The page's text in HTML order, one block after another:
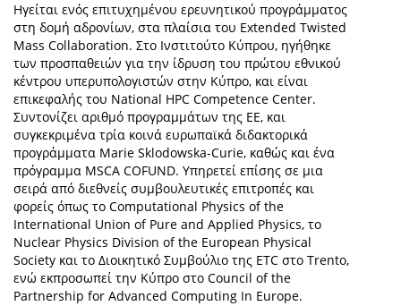
Ηγείται ενός επιτυχημένου ερευνητικού προγράμματος
στη δομή αδρονίων, στα πλαίσια του Extended Twisted
Mass Collaboration. Στο Ινστιτούτο Κύπρου, ηγήθηκε
των προσπαθειών για την ίδρυση του πρώτου εθνικού
κέντρου υπερυπολογιστών στην Κύπρο, και είναι
επικεφαλής του National HPC Competence Center.
Συντονίζει αριθμό προγραμμάτων της ΕΕ, και
συγκεκριμένα τρία κοινά ευρωπαϊκά διδακτορικά
προγράμματα Marie Sklodowska-Curie, καθώς και ένα
πρόγραμμα MSCA COFUND. Υπηρετεί επίσης σε μια
σειρά από διεθνείς συμβουλευτικές επιτροπές και
φορείς όπως το Computational Physics of the
International Union of Pure and Applied Physics, το
Nuclear Physics Division of the European Physical
Society και το Διοικητικό Συμβούλιο της ETC στο Trento,
ενώ εκπροσωπεί την Κύπρο στο Council of the
Partnership for Advanced Computing In Europe.